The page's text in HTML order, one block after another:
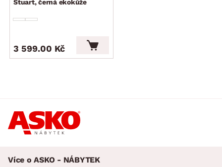
Stuart, černá ekokůže
3 599.00 Kč
Více o ASKO - NÁBYTEK